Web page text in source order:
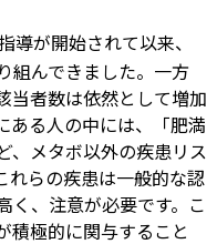
導が開始されて以来、
組んできました。一方
当者数は依然として増加
ある人の中には、「肥満
、メタボ以外の疾患リス
れらの疾患は一般的な認
く、注意が必要です。こ
積極的に関与すること